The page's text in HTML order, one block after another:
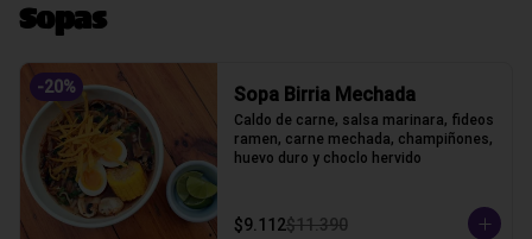
Sopas
-20% Sopa Birria Mechada
Caldo de carne, salsa marinara, fideos
ramen, carne mechada, champiñones,
huevo duro y choclo hervido
$9.112$11.390